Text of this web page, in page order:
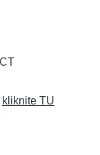
kliknite TU